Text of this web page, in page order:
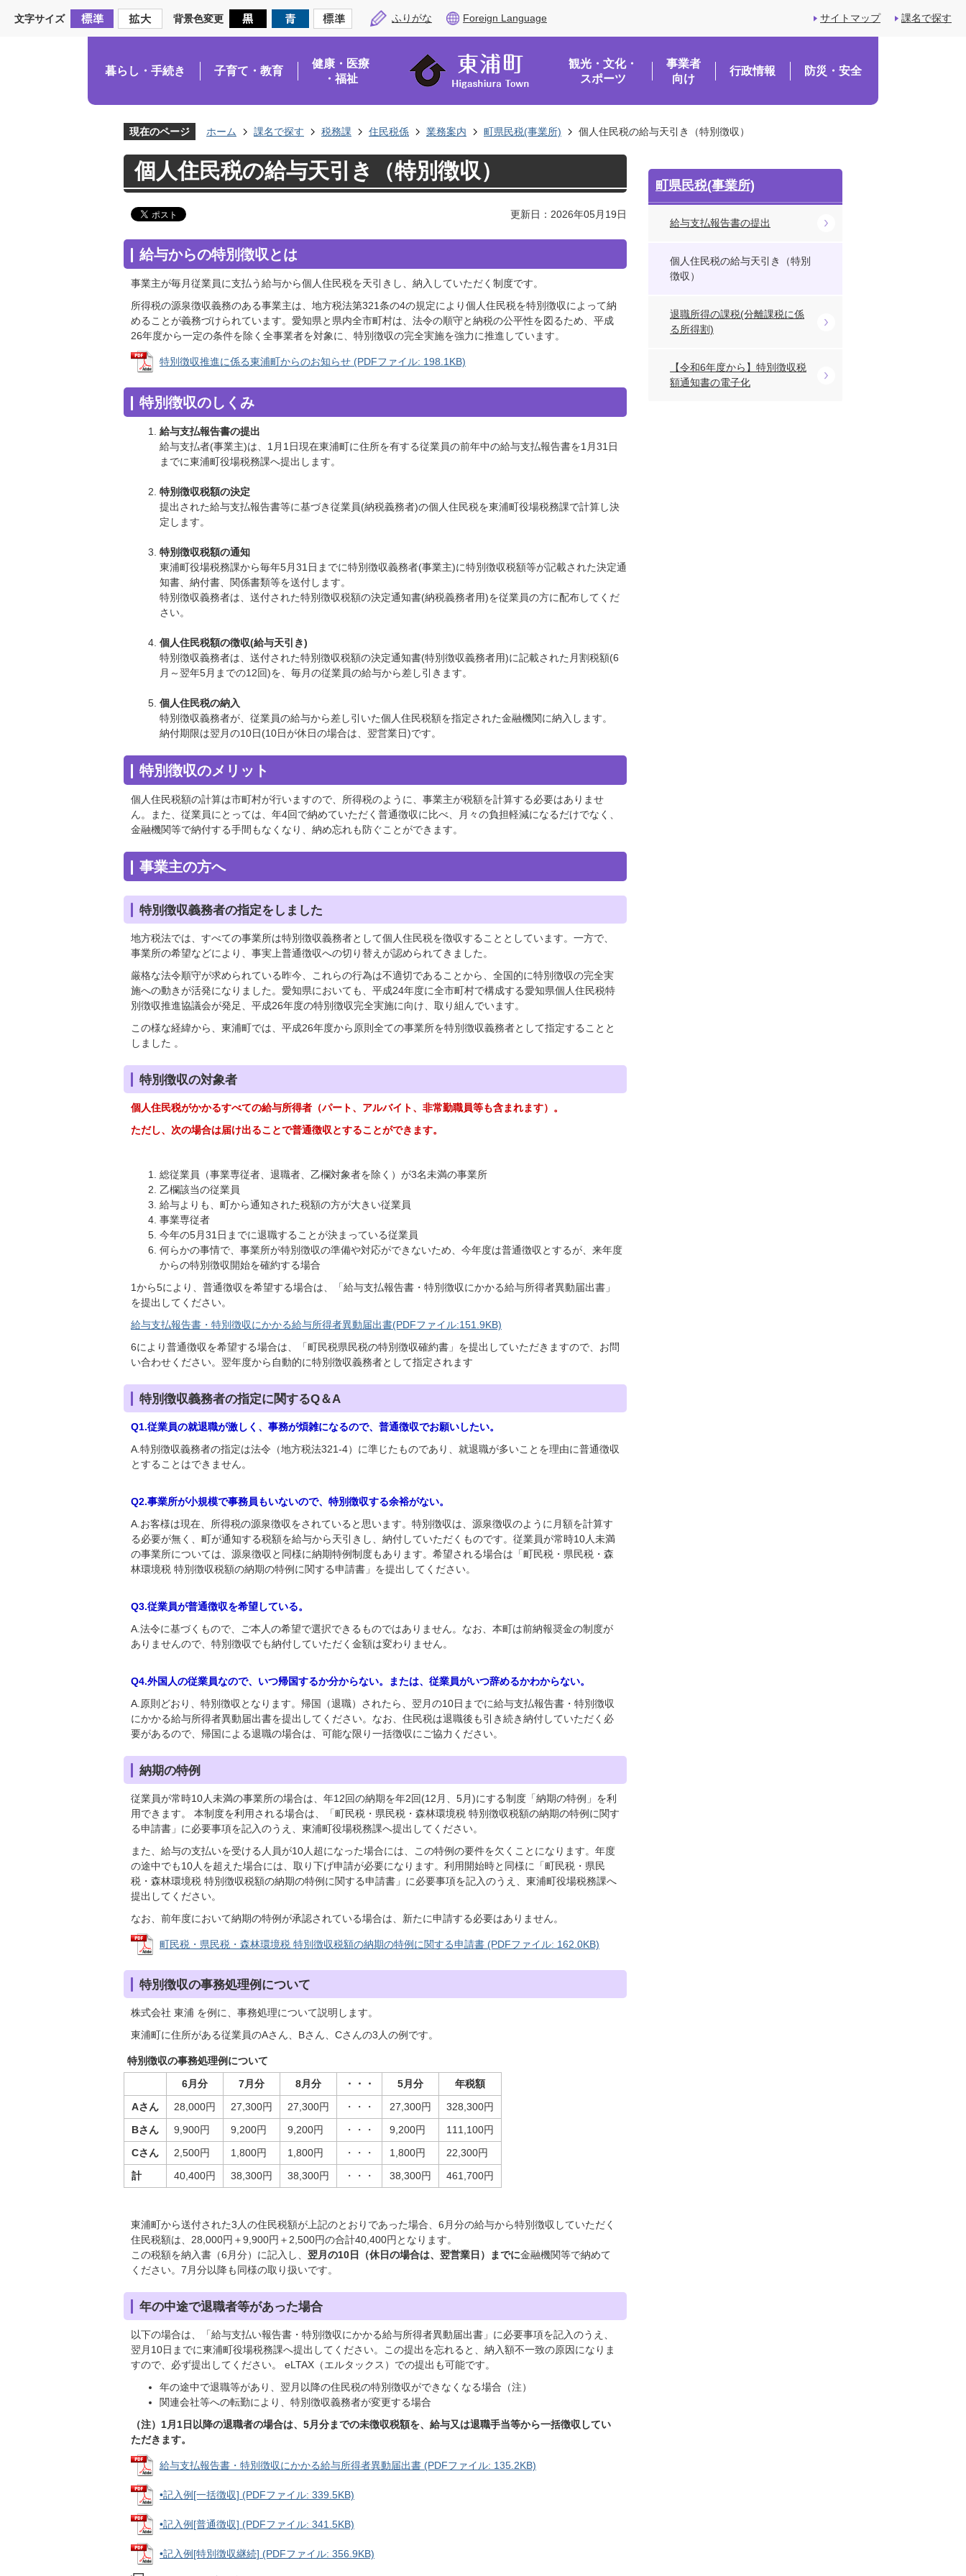
文字サイズ 背景色変更 ふりがな Foreign Language サイトマップ 課名で探す
暮らし・手続き 子育て・教育
健康・医療
・福祉
観光・文化・
スポーツ
事業者
向け
行政情報 防災・安全
現在のページ ホーム 課名で探す 税務課 住民税係 業務案内 町県民税(事業所) 個人住民税の給与天引き（特別徴収）
個人住民税の給与天引き（特別徴収）
更新日：2026年05月19日
給与からの特別徴収とは
事業主が毎月従業員に支払う給与から個人住民税を天引きし、納入していただく制度です。
所得税の源泉徴収義務のある事業主は、地方税法第321条の4の規定により個人住民税を特別徴収によって納
めることが義務づけられています。愛知県と県内全市町村は、法令の順守と納税の公平性を図るため、平成
26年度から一定の条件を除く全事業者を対象に、特別徴収の完全実施を強力に推進しています。
特別徴収推進に係る東浦町からのお知らせ (PDFファイル: 198.1KB)
特別徴収のしくみ
給与支払報告書の提出
給与支払者(事業主)は、1月1日現在東浦町に住所を有する従業員の前年中の給与支払報告書を1月31日
までに東浦町役場税務課へ提出します。
特別徴収税額の決定
提出された給与支払報告書等に基づき従業員(納税義務者)の個人住民税を東浦町役場税務課で計算し決
定します。
特別徴収税額の通知
東浦町役場税務課から毎年5月31日までに特別徴収義務者(事業主)に特別徴収税額等が記載された決定通
知書、納付書、関係書類等を送付します。
特別徴収義務者は、送付された特別徴収税額の決定通知書(納税義務者用)を従業員の方に配布してくだ
さい。
個人住民税額の徴収(給与天引き)
特別徴収義務者は、送付された特別徴収税額の決定通知書(特別徴収義務者用)に記載された月割税額(6
月～翌年5月までの12回)を、毎月の従業員の給与から差し引きます。
個人住民税の納入
特別徴収義務者が、従業員の給与から差し引いた個人住民税額を指定された金融機関に納入します。
納付期限は翌月の10日(10日が休日の場合は、翌営業日)です。
特別徴収のメリット
個人住民税額の計算は市町村が行いますので、所得税のように、事業主が税額を計算する必要はありませ
ん。また、従業員にとっては、年4回で納めていただく普通徴収に比べ、月々の負担軽減になるだけでなく、
金融機関等で納付する手間もなくなり、納め忘れも防ぐことができます。
事業主の方へ
特別徴収義務者の指定をしました
地方税法では、すべての事業所は特別徴収義務者として個人住民税を徴収することとしています。一方で、
事業所の希望などにより、事実上普通徴収への切り替えが認められてきました。
厳格な法令順守が求められている昨今、これらの行為は不適切であることから、全国的に特別徴収の完全実
施への動きが活発になりました。愛知県においても、平成24年度に全市町村で構成する愛知県個人住民税特
別徴収推進協議会が発足、平成26年度の特別徴収完全実施に向け、取り組んでいます。
この様な経緯から、東浦町では、平成26年度から原則全ての事業所を特別徴収義務者として指定することと
しました 。
特別徴収の対象者
個人住民税がかかるすべての給与所得者（パート、アルバイト、非常勤職員等も含まれます）。
ただし、次の場合は届け出ることで普通徴収とすることができます。
総従業員（事業専従者、退職者、乙欄対象者を除く）が3名未満の事業所
乙欄該当の従業員
給与よりも、町から通知された税額の方が大きい従業員
事業専従者
今年の5月31日までに退職することが決まっている従業員
何らかの事情で、事業所が特別徴収の準備や対応ができないため、今年度は普通徴収とするが、来年度
からの特別徴収開始を確約する場合
1から5により、普通徴収を希望する場合は、「給与支払報告書・特別徴収にかかる給与所得者異動届出書」
を提出してください。
給与支払報告書・特別徴収にかかる給与所得者異動届出書(PDFファイル:151.9KB)
6により普通徴収を希望する場合は、「町民税県民税の特別徴収確約書」を提出していただきますので、お問
い合わせください。翌年度から自動的に特別徴収義務者として指定されます
特別徴収義務者の指定に関するQ＆A
Q1.従業員の就退職が激しく、事務が煩雑になるので、普通徴収でお願いしたい。
A.特別徴収義務者の指定は法令（地方税法321-4）に準じたものであり、就退職が多いことを理由に普通徴収
とすることはできません。
Q2.事業所が小規模で事務員もいないので、特別徴収する余裕がない。
A.お客様は現在、所得税の源泉徴収をされていると思います。特別徴収は、源泉徴収のように月額を計算す
る必要が無く、町が通知する税額を給与から天引きし、納付していただくものです。従業員が常時10人未満
の事業所については、源泉徴収と同様に納期特例制度もあります。希望される場合は「町民税・県民税・森
林環境税 特別徴収税額の納期の特例に関する申請書」を提出してください。
Q3.従業員が普通徴収を希望している。
A.法令に基づくもので、ご本人の希望で選択できるものではありません。なお、本町は前納報奨金の制度が
ありませんので、特別徴収でも納付していただく金額は変わりません。
Q4.外国人の従業員なので、いつ帰国するか分からない。または、従業員がいつ辞めるかわからない。
A.原則どおり、特別徴収となります。帰国（退職）されたら、翌月の10日までに給与支払報告書・特別徴収
にかかる給与所得者異動届出書を提出してください。なお、住民税は退職後も引き続き納付していただく必
要があるので、帰国による退職の場合は、可能な限り一括徴収にご協力ください。
納期の特例
従業員が常時10人未満の事業所の場合は、年12回の納期を年2回(12月、5月)にする制度「納期の特例」を利
用できます。 本制度を利用される場合は、「町民税・県民税・森林環境税 特別徴収税額の納期の特例に関す
る申請書」に必要事項を記入のうえ、東浦町役場税務課へ提出してください。
また、給与の支払いを受ける人員が10人超になった場合には、この特例の要件を欠くことになります。年度
の途中でも10人を超えた場合には、取り下げ申請が必要になります。利用開始時と同様に「町民税・県民
税・森林環境税 特別徴収税額の納期の特例に関する申請書」に必要事項を記入のうえ、東浦町役場税務課へ
提出してください。
なお、前年度において納期の特例が承認されている場合は、新たに申請する必要はありません。
町民税・県民税・森林環境税 特別徴収税額の納期の特例に関する申請書 (PDFファイル: 162.0KB)
特別徴収の事務処理例について
株式会社 東浦 を例に、事務処理について説明します。
東浦町に住所がある従業員のAさん、Bさん、Cさんの3人の例です。
特別徴収の事務処理例について
6月分
7月分 8月分 ・・・ 5月分
年税額
Aさん
28,000円 27,300円 27,300円 ・・・ 27,300円
328,300円
Bさん
9,900円 9,200円 9,200円 ・・・ 9,200円
111,100円
Cさん
2,500円 1,800円 1,800円 ・・・ 1,800円
22,300円
計
40,400円 38,300円 38,300円 ・・・ 38,300円 461,700円
東浦町から送付された3人の住民税額が上記のとおりであった場合、6月分の給与から特別徴収していただく
住民税額は、28,000円＋9,900円＋2,500円の合計40,400円となります。
この税額を納入書（6月分）に記入し、 翌月の10日（休日の場合は、翌営業日）までに金融機関等で納めて
ください。7月分以降も同様の取り扱いです。
年の中途で退職者等があった場合
以下の場合は、「給与支払い報告書・特別徴収にかかる給与所得者異動届出書」に必要事項を記入のうえ、
翌月10日までに東浦町役場税務課へ提出してください。この提出を忘れると、納入額不一致の原因になりま
すので、必ず提出してください。 eLTAX（エルタックス）での提出も可能です。
年の途中で退職等があり、翌月以降の住民税の特別徴収ができなくなる場合（注）
関連会社等への転勤により、特別徴収義務者が変更する場合
（注）1月1日以降の退職者の場合は、5月分までの未徴収税額を、給与又は退職手当等から一括徴収してい
ただきます。
給与支払報告書・特別徴収にかかる給与所得者異動届出書 (PDFファイル: 135.2KB)
•記入例[一括徴収] (PDFファイル: 339.5KB)
•記入例[普通徴収] (PDFファイル: 341.5KB)
•記入例[特別徴収継続] (PDFファイル: 356.9KB)
町県民税(事業所)
給与支払報告書の提出
個人住民税の給与天引き（特別
徴収）
退職所得の課税(分離課税に係
る所得割)
【令和6年度から】特別徴収税
額通知書の電子化